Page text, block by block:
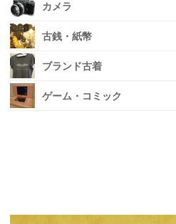
カメラ
古銭・紙幣
ブランド古着
ゲーム・コミック